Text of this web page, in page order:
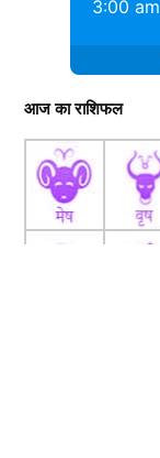
3:00 am
आज का राशिफल